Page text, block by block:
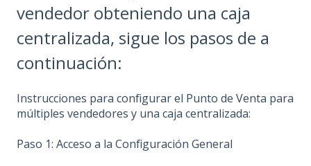
vendedor obteniendo una caja
centralizada, sigue los pasos de a
continuación:
Instrucciones para configurar el Punto de Venta para
múltiples vendedores y una caja centralizada:
Paso 1: Acceso a la Configuración General